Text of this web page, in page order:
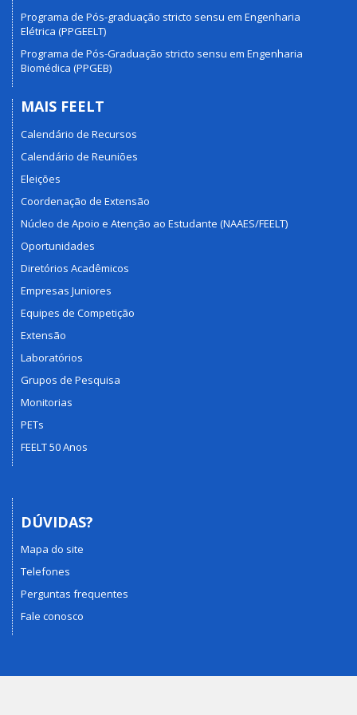
Programa de Pós-graduação stricto sensu em Engenharia
Elétrica (PPGEELT)
Programa de Pós-Graduação stricto sensu em Engenharia
Biomédica (PPGEB)
MAIS FEELT
Calendário de Recursos
Calendário de Reuniões
Eleições
Coordenação de Extensão
Núcleo de Apoio e Atenção ao Estudante (NAAES/FEELT)
Oportunidades
Diretórios Acadêmicos
Empresas Juniores
Equipes de Competição
Extensão
Laboratórios
Grupos de Pesquisa
Monitorias
PETs
FEELT 50 Anos
DÚVIDAS?
Mapa do site
Telefones
Perguntas frequentes
Fale conosco